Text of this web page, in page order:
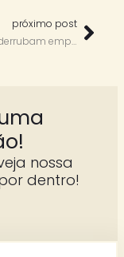
próximo post
crises não derrubam empresas. comunicação ruim, sim – com wagner zambon faneco
nossa
dentro!